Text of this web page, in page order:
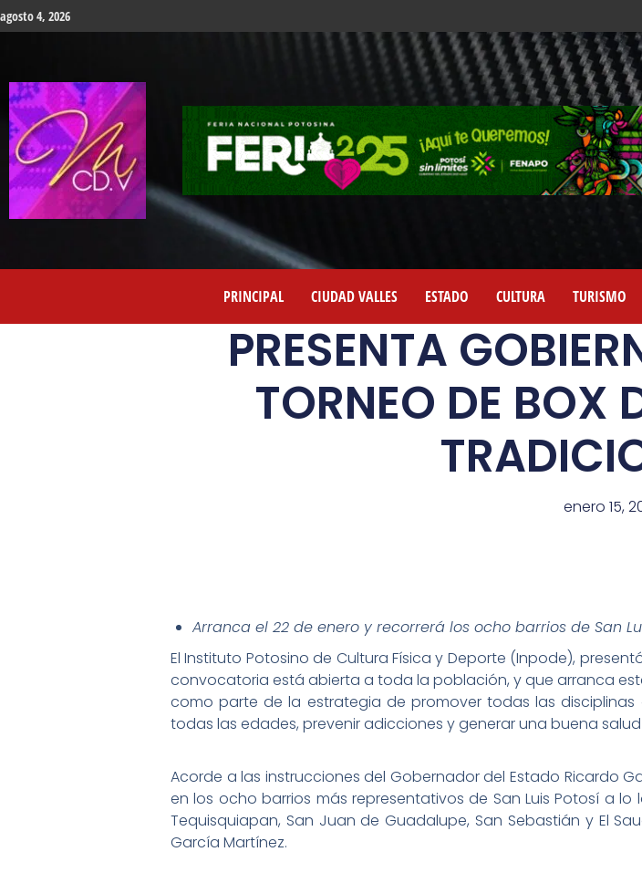
agosto 4, 2026
PRINCIPAL CIUDAD VALLES ESTADO CULTURA TURISMO
PRESENTA
TORNEO DE BOX
enero 15,
Arranca el 22 de enero y recorrerá los ocho barrios de San
El Instituto Potosino de Cultura Física y Deporte (Inpode),
convocatoria está abierta a toda la población, y que arranca
como parte de la estrategia de promover todas las
todas las edades, prevenir adicciones y generar una buena
Acorde a las instrucciones del Gobernador del Estado Ricardo
en los ocho barrios más representativos de San Luis Potosí a
Tequisquiapan, San Juan de Guadalupe, San Sebastián y El
García Martínez.